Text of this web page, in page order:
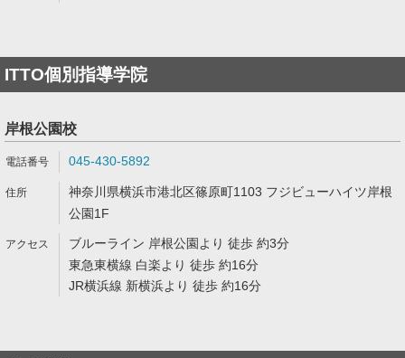
ITTO個別指導学院
岸根公園校
045-430-5892
神奈川県横浜市港北区篠原町1103 フジビューハイツ岸根
公園1F
ブルーライン 岸根公園より 徒歩 約3分
東急東横線 白楽より 徒歩 約16分
JR横浜線 新横浜より 徒歩 約16分